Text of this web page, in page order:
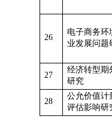
26
电子商务环
业发展问题
27
经济转型期
研究
28
公允价值计
评估影响研